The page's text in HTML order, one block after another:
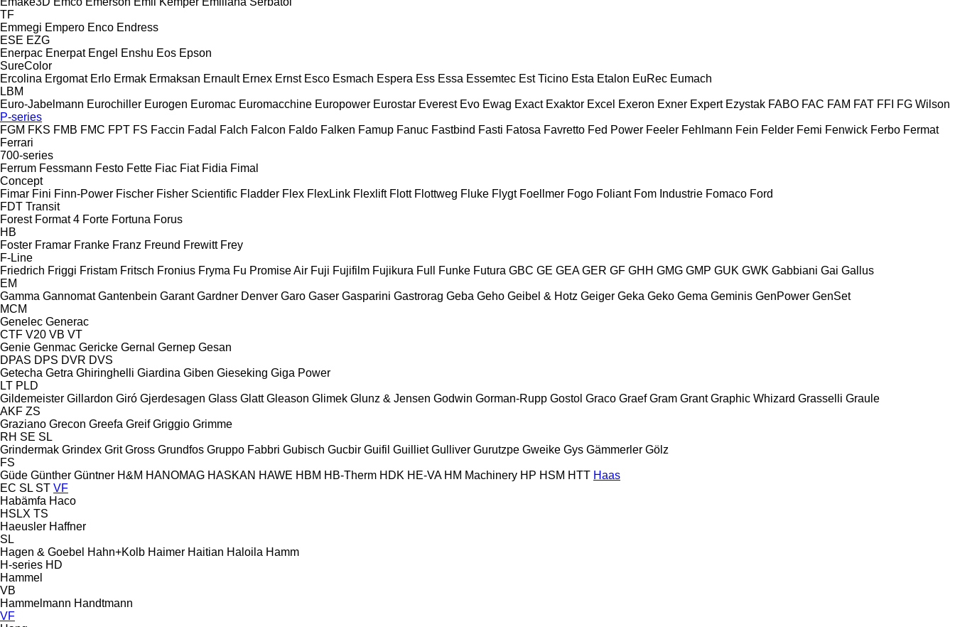
TF
Emmegi Empero Enco Endress
ESE EZG
Enerpac Enerpat Engel Enshu Eos Epson
SureColor
Ercolina Ergomat Erlo Ermak Ermaksan Ernault Ernex Ernst Esco Esmach Espera Ess Essa Essemtec Est Ticino Esta Etalon EuRec Eumach
LBM
Euro-Jabelmann Eurochiller Eurogen Euromac Euromacchine Europower Eurostar Everest Evo Ewag Exact Exaktor Excel Exeron Exner Expert Ezystak FABO FAC FAM FAT FFI FG Wilson
P-series
FGM FKS FMB FMC FPT FS Faccin Fadal Falch Falcon Faldo Falken Famup Fanuc Fastbind Fasti Fatosa Favretto Fed Power Feeler Fehlmann Fein Felder Femi Fenwick Ferbo Fermat
Ferrari
700-series
Ferrum Fessmann Festo Fette Fiac Fiat Fidia Fimal
Concept
Fimar Fini Finn-Power Fischer Fisher Scientific Fladder Flex FlexLink Flexlift Flott Flottweg Fluke Flygt Foellmer Fogo Foliant Fom Industrie Fomaco Ford
FDT Transit
Forest Format 4 Forte Fortuna Forus
HB
Foster Framar Franke Franz Freund Frewitt Frey
F-Line
Friedrich Friggi Fristam Fritsch Fronius Fryma Fu Promise Air Fuji Fujifilm Fujikura Full Funke Futura GBC GE GEA GER GF GHH GMG GMP GUK GWK Gabbiani Gai Gallus
EM
Gamma Gannomat Gantenbein Garant Gardner Denver Garo Gaser Gasparini Gastrorag Geba Geho Geibel & Hotz Geiger Geka Geko Gema Geminis GenPower GenSet
MCM
Genelec Generac
CTF V20 VB VT
Genie Genmac Gericke Gernal Gernep Gesan
DPAS DPS DVR DVS
Getecha Getra Ghiringhelli Giardina Giben Gieseking Giga Power
LT PLD
Gildemeister Gillardon Giró Gjerdesagen Glass Glatt Gleason Glimek Glunz & Jensen Godwin Gorman-Rupp Gostol Graco Graef Gram Grant Graphic Whizard Grasselli Graule
AKF ZS
Graziano Grecon Greefa Greif Griggio Grimme
RH SE SL
Grindermak Grindex Grit Gross Grundfos Gruppo Fabbri Gubisch Gucbir Guifil Guilliet Gulliver Gurutzpe Gweike Gys Gämmerler Gölz
FS
Güde Günther Güntner H&M HANOMAG HASKAN HAWE HBM HB‑Therm HDK HE-VA HM Machinery HP HSM HTT Haas
EC SL ST VF
Habämfa Haco
HSLX TS
Haeusler Haffner
SL
Hagen & Goebel Hahn+Kolb Haimer Haitian Haloila Hamm
H-series HD
Hammel
VB
Hammelmann Handtmann
VF